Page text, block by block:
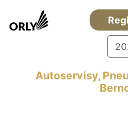
Autoservisy,